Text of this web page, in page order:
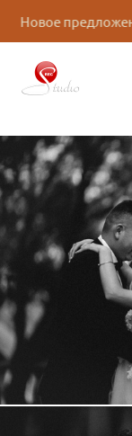
будка!!!